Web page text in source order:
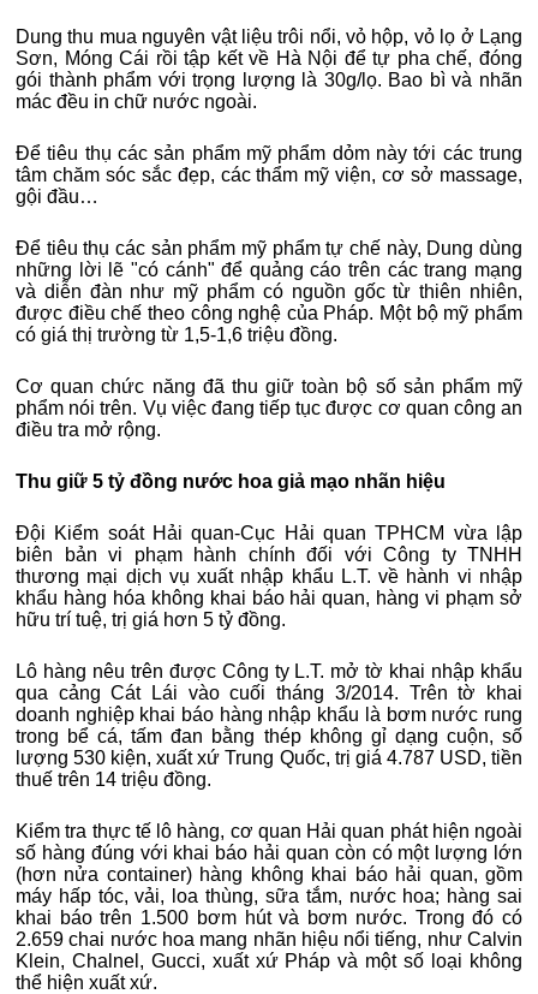
Dung thu mua nguyên vật liệu trôi nổi, vỏ hộp, vỏ lọ ở Lạng
Sơn, Móng Cái rồi tập kết về Hà Nội để tự pha chế, đóng
gói thành phẩm với trọng lượng là 30g/lọ. Bao bì và nhãn
mác đều in chữ nước ngoài.
Để tiêu thụ các sản phẩm mỹ phẩm dỏm này tới các trung
tâm chăm sóc sắc đẹp, các thẩm mỹ viện, cơ sở massage,
gội đầu…
Để tiêu thụ các sản phẩm mỹ phẩm tự chế này, Dung dùng
những lời lẽ "có cánh" để quảng cáo trên các trang mạng
và diễn đàn như mỹ phẩm có nguồn gốc từ thiên nhiên,
được điều chế theo công nghệ của Pháp. Một bộ mỹ phẩm
có giá thị trường từ 1,5-1,6 triệu đồng.
Cơ quan chức năng đã thu giữ toàn bộ số sản phẩm mỹ
phẩm nói trên. Vụ việc đang tiếp tục được cơ quan công an
điều tra mở rộng.
Thu giữ 5 tỷ đồng nước hoa giả mạo nhãn hiệu
Đội Kiểm soát Hải quan-Cục Hải quan TPHCM vừa lập
biên bản vi phạm hành chính đối với Công ty TNHH
thương mại dịch vụ xuất nhập khẩu L.T. về hành vi nhập
khẩu hàng hóa không khai báo hải quan, hàng vi phạm sở
hữu trí tuệ, trị giá hơn 5 tỷ đồng.
Lô hàng nêu trên được Công ty L.T. mở tờ khai nhập khẩu
qua cảng Cát Lái vào cuối tháng 3/2014. Trên tờ khai
doanh nghiệp khai báo hàng nhập khẩu là bơm nước rung
trong bể cá, tấm đan bằng thép không gỉ dạng cuộn, số
lượng 530 kiện, xuất xứ Trung Quốc, trị giá 4.787 USD, tiền
thuế trên 14 triệu đồng.
Kiểm tra thực tế lô hàng, cơ quan Hải quan phát hiện ngoài
số hàng đúng với khai báo hải quan còn có một lượng lớn
(hơn nửa container) hàng không khai báo hải quan, gồm
máy hấp tóc, vải, loa thùng, sữa tắm, nước hoa; hàng sai
khai báo trên 1.500 bơm hút và bơm nước. Trong đó có
2.659 chai nước hoa mang nhãn hiệu nổi tiếng, như Calvin
Klein, Chalnel, Gucci, xuất xứ Pháp và một số loại không
thể hiện xuất xứ.